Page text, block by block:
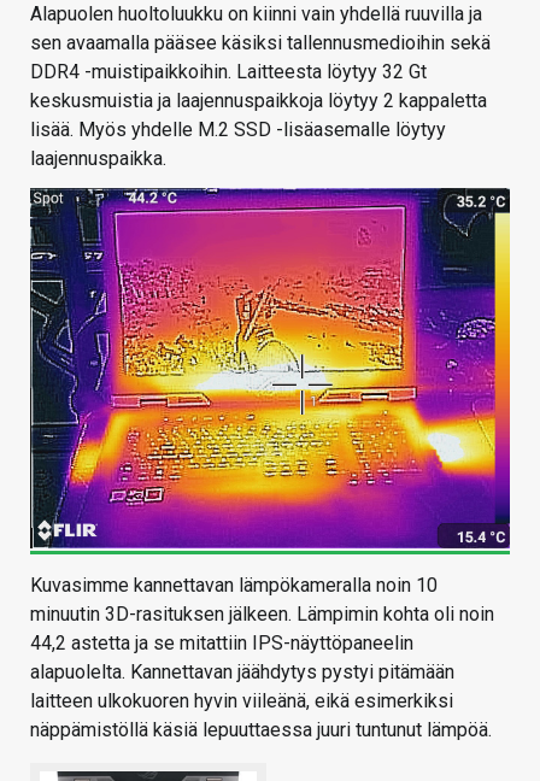
Alapuolen huoltoluukku on kiinni vain yhdellä ruuvilla ja
sen avaamalla pääsee käsiksi tallennusmedioihin sekä
DDR4 -muistipaikkoihin. Laitteesta löytyy 32 Gt
keskusmuistia ja laajennuspaikkoja löytyy 2 kappaletta
lisää. Myös yhdelle M.2 SSD -lisäasemalle löytyy
laajennuspaikka.
Kuvasimme kannettavan lämpökameralla noin 10
minuutin 3D-rasituksen jälkeen. Lämpimin kohta oli noin
44,2 astetta ja se mitattiin IPS-näyttöpaneelin
alapuolelta. Kannettavan jäähdytys pystyi pitämään
laitteen ulkokuoren hyvin viileänä, eikä esimerkiksi
näppämistöllä käsiä lepuuttaessa juuri tuntunut lämpöä.